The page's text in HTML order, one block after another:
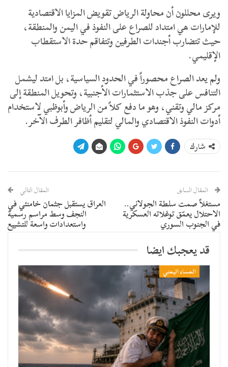
​ويرى محللون أن محاولة الرياض تقويض المزايا الاقتصادية
للإمارات هي امتداد للصراع على النفوذ في اليمن والمنطقة،
حيث تتضارب أجندات الطرفين وتتفاقم حدة الاستقطاب
الإقليمي.
​ولم يعد الصراع محصوراً في الحدود السياسية، بل امتد ليشمل
التنافس على جذب الاستثمارات الأجنبية، وتحويل المنطقة إلى
مركز مالي وتقني، وهو ما دفع كلاً من الرياض وأبوظبي لاستخدام
أدوات النفوذ الاقتصادي والمالي لتقليم أظافر الطرف الآخر.
شارك
المقال السابق
مستغلاً صمت سلطة الجولاني..
الاحتلال يعمّق توغلاته العسكرية
في الجنوب السوري
المقال التالي
العراق يستقبل جثمان خامنئي في
النجف وسط مراسم رسمية
واستعدادات واسعة للتشييع
قد يعجبك ايضا
المساء اليمني